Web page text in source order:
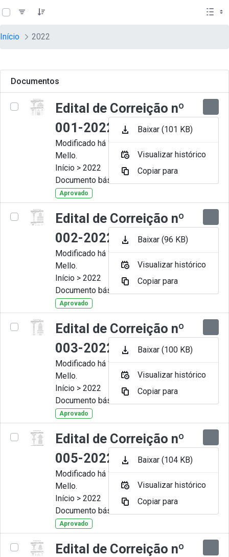
Pular para o Conteúdo principal
teste descricao
Início 2022
Documentos
Edital de Correição nº
001-2022
Modificado há 11 Meses por Artur
Mello.
Início > 2022
Documento básico
Aprovado
Edital de Correição nº
002-2022
Modificado há 11 Meses por Artur
Mello.
Início > 2022
Documento básico
Aprovado
Edital de Correição nº
003-2022
Modificado há 11 Meses por Artur
Mello.
Início > 2022
Documento básico
Aprovado
Edital de Correição nº
005-2022
Modificado há 11 Meses por Artur
Mello.
Início > 2022
Documento básico
Aprovado
Edital de Correição nº
Baixar (101 KB)
Visualizar histórico
Copiar para
Baixar (96 KB)
Visualizar histórico
Copiar para
Baixar (100 KB)
Visualizar histórico
Copiar para
Baixar (104 KB)
Visualizar histórico
Copiar para